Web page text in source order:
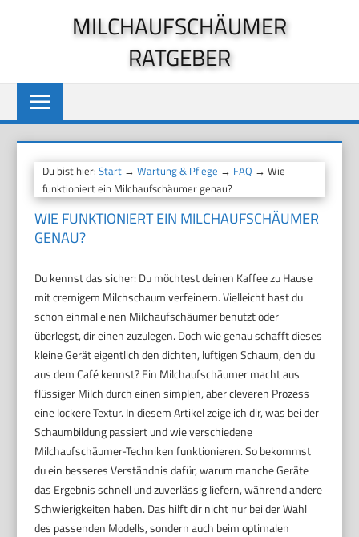
MILCHAUFSCHÄUMER
RATGEBER
Du bist hier:Start →Wartung & Pflege → FAQ → Wie
funktioniert ein Milchaufschäumer genau?
WIE FUNKTIONIERT EIN MILCHAUFSCHÄUMER
GENAU?
Du kennst das sicher: Du möchtest deinen Kaffee zu Hause
mit cremigem Milchschaum verfeinern. Vielleicht hast du
schon einmal einen Milchaufschäumer benutzt oder
überlegst, dir einen zuzulegen. Doch wie genau schafft dieses
kleine Gerät eigentlich den dichten, luftigen Schaum, den du
aus dem Café kennst? Ein Milchaufschäumer macht aus
flüssiger Milch durch einen simplen, aber cleveren Prozess
eine lockere Textur. In diesem Artikel zeige ich dir, was bei der
Schaumbildung passiert und wie verschiedene
Milchaufschäumer-Techniken funktionieren. So bekommst
du ein besseres Verständnis dafür, warum manche Geräte
das Ergebnis schnell und zuverlässig liefern, während andere
Schwierigkeiten haben. Das hilft dir nicht nur bei der Wahl
des passenden Modells, sondern auch beim optimalen